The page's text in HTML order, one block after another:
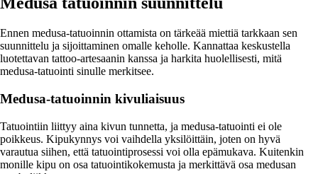
Ennen medusa-tatuoinnin ottamista on tärkeää miettiä tarkkaan sen
suunnittelu ja sijoittaminen omalle keholle. Kannattaa keskustella
luotettavan tattoo-artesaanin kanssa ja harkita huolellisesti, mitä
medusa-tatuointi sinulle merkitsee.
Medusa-tatuoinnin kivuliaisuus
Tatuointiin liittyy aina kivun tunnetta, ja medusa-tatuointi ei ole
poikkeus. Kipukynnys voi vaihdella yksilöittäin, joten on hyvä
varautua siihen, että tatuointiprosessi voi olla epämukava. Kuitenkin
monille kipu on osa tatuointikokemusta ja merkittävä osa medusan